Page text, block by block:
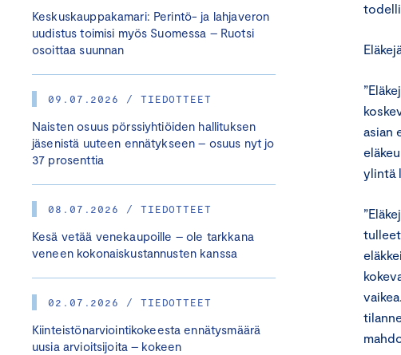
Keskuskauppakamari: Perintö- ja lahjaveron
uudistus toimisi myös Suomessa – Ruotsi
osoittaa suunnan
09.07.2026 / TIEDOTTEET
Naisten osuus pörssiyhtiöiden hallituksen
jäsenistä uuteen ennätykseen – osuus nyt jo
37 prosenttia
08.07.2026 / TIEDOTTEET
Kesä vetää venekaupoille – ole tarkkana
veneen kokonaiskustannusten kanssa
02.07.2026 / TIEDOTTEET
Kiinteistönarviointikokeesta ennätysmäärä
uusia arvioitsijoita – kokeen
asian
ylintä